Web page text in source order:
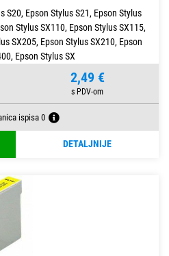
S20, Epson Stylus S21, Epson Stylus
Stylus SX110, Epson Stylus SX115,
SX205, Epson Stylus SX210, Epson
Epson Stylus SX
2,49 €
ispisa 0
DETALJNIJE